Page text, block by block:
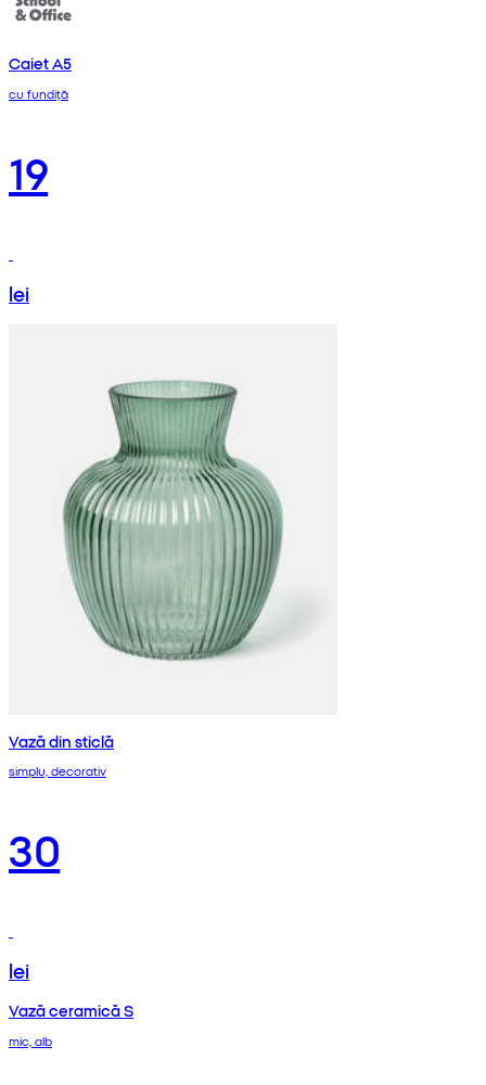
Caiet A5
cu fundiță
19
lei
Vază din sticlă
simplu, decorativ
30
lei
Vază ceramică S
mic, alb